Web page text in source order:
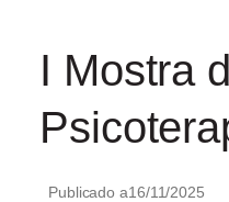
I Mostra
Publicado a16/11/2025